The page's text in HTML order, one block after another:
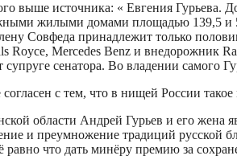
выше источника: « Евгения Гурьева.
жилыми домами площадью 139,5 и
Совфеда принадлежит только
Mercedes Benz и внедорожник
сенатора. Во владении самого
с тем, что в нищей России
области Андрей Гурьев и его жена
и преумножение традиций русской
равно что дать минёру премию за